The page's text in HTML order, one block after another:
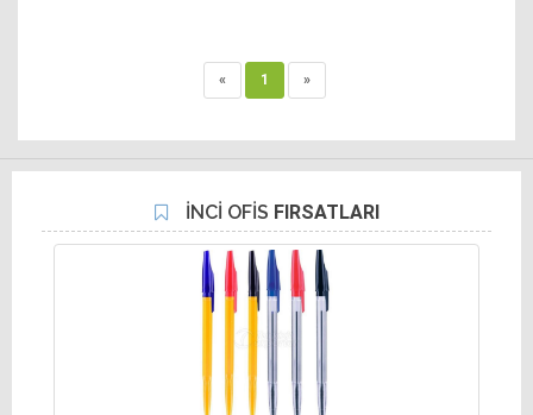
« 1 »
İNCİ OFİS FIRSATLARI